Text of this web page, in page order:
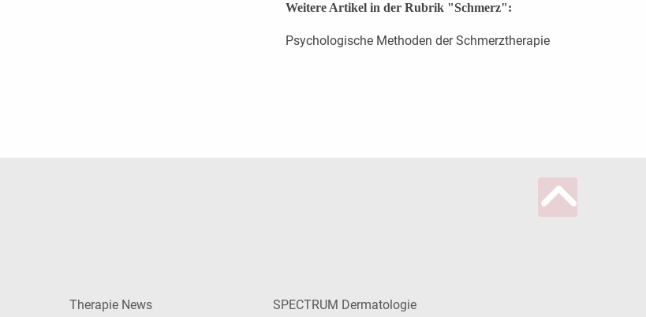
Weitere Artikel in der Rubrik "Schmerz":
Psychologische Methoden der Schmerztherapie
Therapie News
SPECTRUM Dermatologie